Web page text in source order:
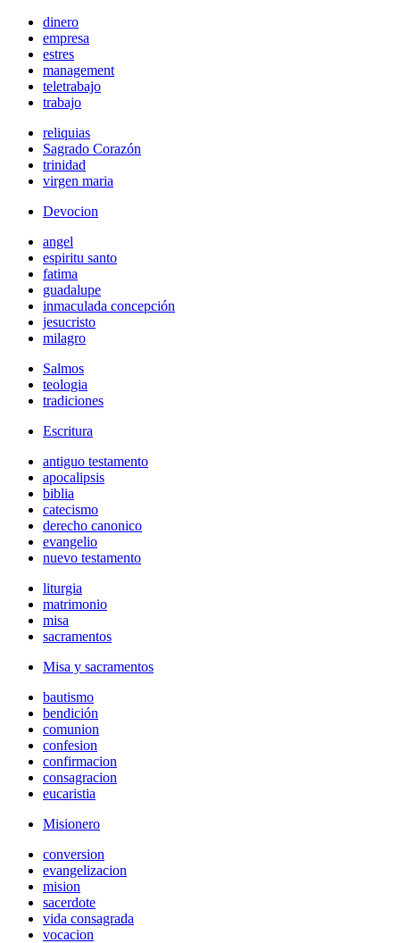
dinero
empresa
estres
management
teletrabajo
trabajo
reliquias
Sagrado Corazón
trinidad
virgen maria
Devocion
angel
espiritu santo
fatima
guadalupe
inmaculada concepción
jesucristo
milagro
Salmos
teologia
tradiciones
Escritura
antiguo testamento
apocalipsis
biblia
catecismo
derecho canonico
evangelio
nuevo testamento
liturgia
matrimonio
misa
sacramentos
Misa y sacramentos
bautismo
bendición
comunion
confesion
confirmacion
consagracion
eucaristia
Misionero
conversion
evangelizacion
mision
sacerdote
vida consagrada
vocacion